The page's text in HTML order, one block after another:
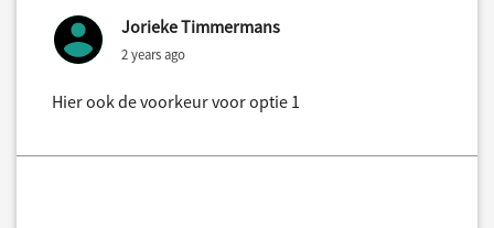
Jorieke Timmermans
2 years ago
Hier ook de voorkeur voor optie 1